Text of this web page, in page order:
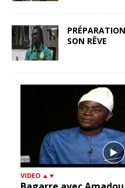
SON RÊVE
VIDEO ▲▼